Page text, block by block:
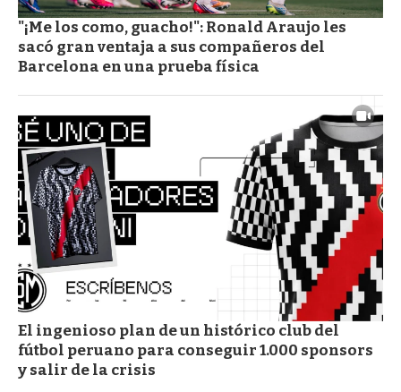
"¡Me los como, guacho!": Ronald Araujo les
sacó gran ventaja a sus compañeros del
Barcelona en una prueba física
El ingenioso plan de un histórico club del
fútbol peruano para conseguir 1.000 sponsors
y salir de la crisis